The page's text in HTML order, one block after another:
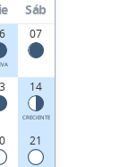
Sáb
07
14
CRECIENTE
21